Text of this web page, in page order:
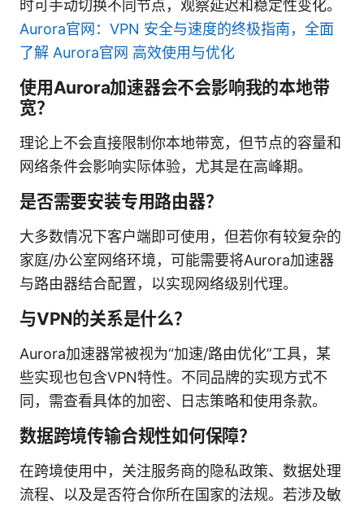
时可手动切换不同节点，观察延迟和稳定性变化。
Aurora官网：VPN 安全与速度的终极指南，全面
了解 Aurora官网 高效使用与优化
使用Aurora加速器会不会影响我的本地带
宽？
理论上不会直接限制你本地带宽，但节点的容量和
网络条件会影响实际体验，尤其是在高峰期。
是否需要安装专用路由器？
大多数情况下客户端即可使用，但若你有较复杂的
家庭/办公室网络环境，可能需要将Aurora加速器
与路由器结合配置，以实现网络级别代理。
与VPN的关系是什么？
Aurora加速器常被视为“加速/路由优化”工具，某
些实现也包含VPN特性。不同品牌的实现方式不
同，需查看具体的加密、日志策略和使用条款。
数据跨境传输合规性如何保障？
在跨境使用中，关注服务商的隐私政策、数据处理
流程、以及是否符合你所在国家的法规。若涉及敏